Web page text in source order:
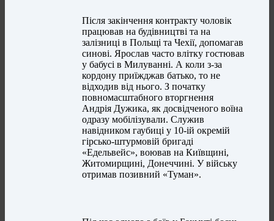
Після закінчення контракту чоловік
працював на будівництві та на
залізниці в Польщі та Чехії, допомагав
синові. Ярослав часто влітку гостював
у бабусі в Милуванні. А коли з-за
кордону приїжджав батько, то не
відходив від нього. З початку
повномасштабного вторгнення
Андрія Дужика, як досвідченого воїна
одразу мобілізували. Служив
навідником гаубиці у 10-ій окремій
гірсько-штурмовій бригаді
«Едельвейс», воював на Київщині,
Житомирщині, Донеччині. У війську
отримав позивний «Туман».